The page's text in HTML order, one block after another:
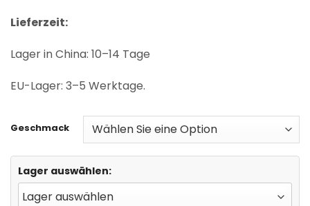
Lieferzeit:
Lager in China: 10–14 Tage
EU-Lager: 3–5 Werktage.
Geschmack
Lager auswählen: